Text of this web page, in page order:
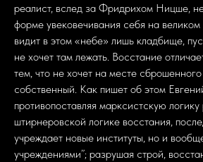
реалист, вслед за Фридрихом Ницше,
форме увековечивания себя на
видит в этом «небе» лишь кладбище,
не хочет там лежать. Восстание
тем, что не хочет на месте
собственный. Как пишет об этом
противопоставляя марксистскую
штирнеровской логике восстания,
учреждает новые институты, но и
учреждениями”; разрушая строй,